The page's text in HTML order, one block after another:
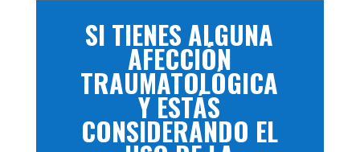
SI TIENES ALGUNA
AFECCIÓN
TRAUMATOLÓGICA
Y ESTÁS
CONSIDERANDO EL